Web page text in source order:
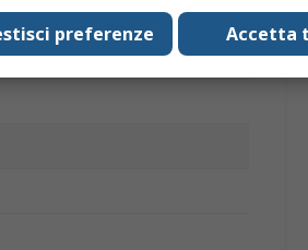
poliestere, 60% di cotone
Accetta
preferenze